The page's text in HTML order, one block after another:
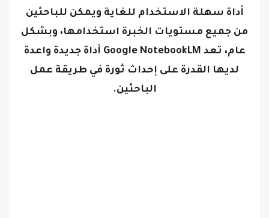
من جميع مستويات الخبرة استخدامها،وبشكل
عام، تعد Google NotebookLM أداة جديدة واعدة
لديها القدرة على إحداث ثورة في طريقة عمل
الباحثين.